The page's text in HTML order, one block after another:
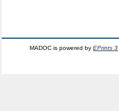
MADOC is powered byEPrints 3